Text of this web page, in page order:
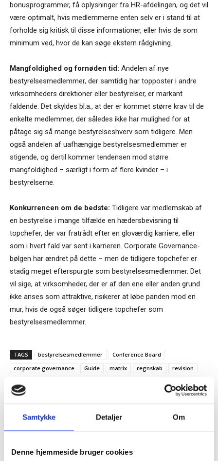
Samtykke Detaljer Om
Denne hjemmeside bruger cookies
bonusprogrammer, få oplysninger fra HR-afdelingen, og det vil
være optimalt, hvis medlemmerne enten selv er i stand til at
forholde sig kritisk til disse informationer, eller hvis de som
minimum ved, hvor de kan søge ekstern rådgivning.
Mangfoldighed og fornøden tid: Andelen af nye
bestyrelsesmedlemmer, der samtidig har topposter i andre
virksomheders direktioner eller bestyrelser, er markant
faldende. Det skyldes bl.a., at der er kommet større krav til de
enkelte medlemmer, der således ikke har mulighed for at
påtage sig så mange bestyrelseshverv som tidligere. Men
også andelen af uafhængige bestyrelsesmedlemmer er
stigende, og dertil kommer tendensen mod større
mangfoldighed – særligt i form af flere kvinder – i
bestyrelserne.
Konkurrencen om de bedste: Tidligere var medlemskab af
en bestyrelse i mange tilfælde en hædersbevisning til
topchefer, der var fratrådt efter en gloværdig karriere, eller
som i hvert fald var sent i karrieren. Corporate Governance-
bølgen har ændret på dette – men de tidligere topchefer er
stadig meget efterspurgte som bestyrelsesmedlemmer. Det
vil sige, at virksomheder, der er af den ene eller anden grund
ikke anses som attraktive, risikerer at løbe panden mod en
mur, hvis de også søger tidligere topchefer som
bestyrelsesmedlemmer.
TAGS bestyrelsesmedlemmer
Conference Board
corporate governance
Guide matrix regnskab
revision